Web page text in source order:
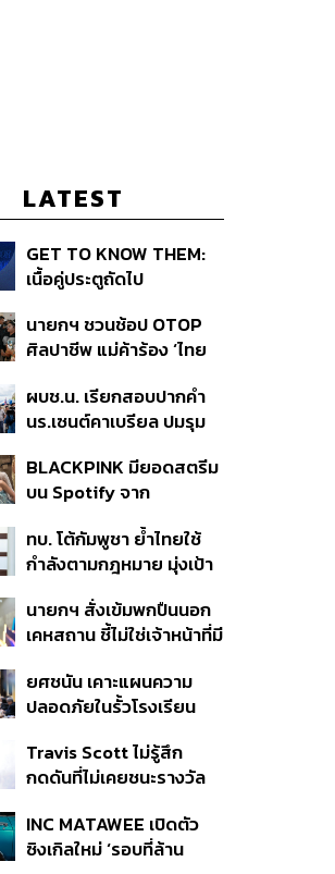
LATEST
GET TO KNOW THEM:
เนื้อคู่ประตูถัดไป
นายกฯ ชวนช้อป OTOP
ศิลปาชีพ แม่ค้าร้อง ‘ไทย
ถามมีต่อไหม นายกฯ ตอบ
‘เดี๋ยวจะพยายาม’
ผบช.น. เรียกสอบปากคำ
นร.เซนต์คาเบรียล ปมรุม
ดำเนินคดีแล้ว
BLACKPINK มียอดสตรีม
บน Spotify จาก
ครั้ง ตลอด 10 ปีที่ผ่านมา
ทบ. โต้กัมพูชา ย้ำไทยใช้
กำลังตามกฎหมาย มุ่งเป้า
หายไทยไม่อาจลบด้วย
ข้อมูลบิดเบือน
นายกฯ สั่งเข้มพกปืนนอก
เคหสถาน ชี้ไม่ใช่เจ้าหน้าที่มี
ก่อเหตุ เจ้าของร่วมรับผิด
ยศชนัน เคาะแผนความ
ปลอดภัยในรั้วโรงเรียน
ดูแล-คุมเข้มคัดกรองสิ่ง
ผิดกฎหมาย
Travis Scott ไม่รู้สึก
กดดันที่ไม่เคยชนะรางวัล
แล้ว 10 ครั้ง
INC MATAWEE เปิดตัว
ซิงเกิลใหม่ ‘รอบที่ล้าน